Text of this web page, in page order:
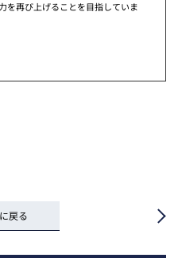
を再び上げることを目指していま
戻る